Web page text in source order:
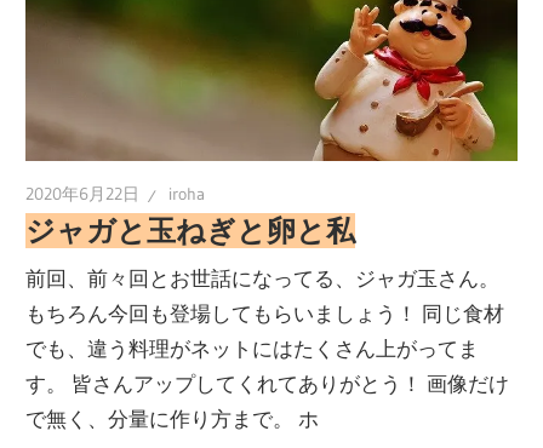
2020年6月22日 iroha
ジャガと玉ねぎと卵と私
前回、前々回とお世話になってる、ジャガ玉さん。
もちろん今回も登場してもらいましょう！ 同じ食材
でも、違う料理がネットにはたくさん上がってま
す。 皆さんアップしてくれてありがとう！ 画像だけ
で無く、分量に作り方まで。 ホ